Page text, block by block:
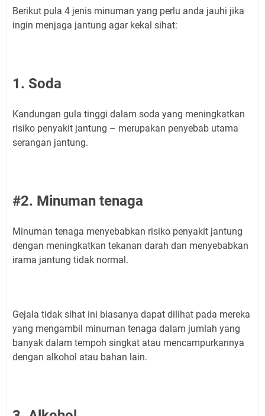
Berikut pula 4 jenis minuman yang perlu anda jauhi jika
ingin menjaga jantung agar kekal sihat:
1. Soda
Kandungan gula tinggi dalam soda yang meningkatkan
risiko penyakit jantung – merupakan penyebab utama
serangan jantung.
#2. Minuman tenaga
Minuman tenaga menyebabkan risiko penyakit jantung
dengan meningkatkan tekanan darah dan menyebabkan
irama jantung tidak normal.
Gejala tidak sihat ini biasanya dapat dilihat pada mereka
yang mengambil minuman tenaga dalam jumlah yang
banyak dalam tempoh singkat atau mencampurkannya
dengan alkohol atau bahan lain.